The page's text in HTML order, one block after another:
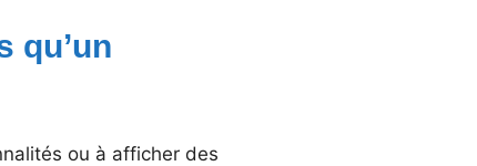
qu’un
ou à afficher des